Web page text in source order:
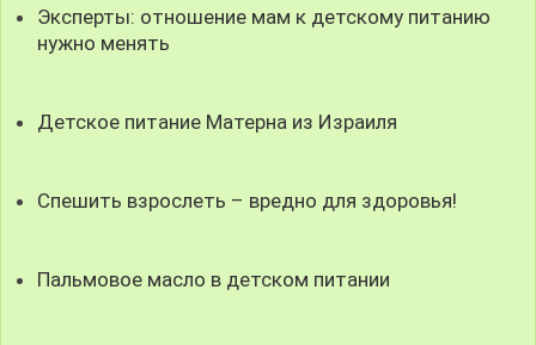
Эксперты: отношение мам к детскому питанию
нужно менять
Детское питание Матерна из Израиля
Спешить взрослеть – вредно для здоровья!
Пальмовое масло в детском питании